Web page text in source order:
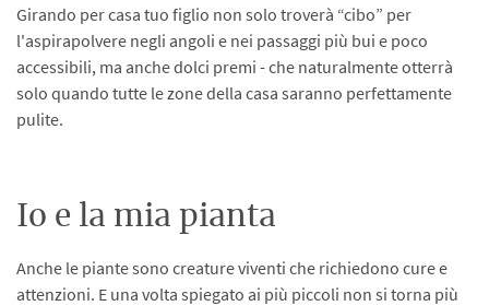
Girando per casa tuo figlio non solo troverà “cibo” per
l'aspirapolvere negli angoli e nei passaggi più bui e poco
accessibili, ma anche dolci premi - che naturalmente otterrà
solo quando tutte le zone della casa saranno perfettamente
pulite.
Io e la mia pianta
Anche le piante sono creature viventi che richiedono cure e
attenzioni. E una volta spiegato ai più piccoli non si torna più